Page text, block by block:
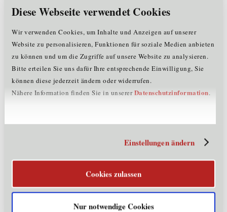
Diese Webseite verwendet Cookies
Wir verwenden Cookies, um Inhalte und Anzeigen auf unserer
Website zu personalisieren, Funktionen für soziale Medien anbieten
zu können und um die Zugriffe auf unsere Website zu analysieren.
Bitte erteilen Sie uns dafür Ihre entsprechende Einwilligung, Sie
können diese jederzeit ändern oder widerrufen.
Nähere Information finden Sie in unsererDatenschutzinformation.
Einstellungen ändern
Cookies zulassen
Nur notwendige Cookies
Rechtsform:
Gesellschaft mit beschränkter Haftung
Firmenbuchnummer: 282371b
Gründungsjahr:
2006
Mitglied im Cluster:
IT
Kontaktinformationen
Straße:
Eduard-Bodem-Gasse 8
Land:
Österreich
info@brennercom-tirol.at
tirol/
Kontaktperson:
Telefon:
+43 512 279 279 808
manuel.plattner@brennercom-tirol.at